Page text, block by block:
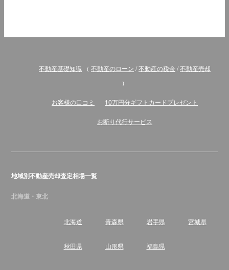
不動産基礎知識 （ 不動産のローン /不動産の税金 /不動産売却
）
お客様の口コミ 10万円分ギフトカードプレゼント
お断り代行サービス
地域別不動産売却査定相場一覧
北海道・東北
北海道 青森県 岩手県 宮城県
秋田県 山形県 福島県